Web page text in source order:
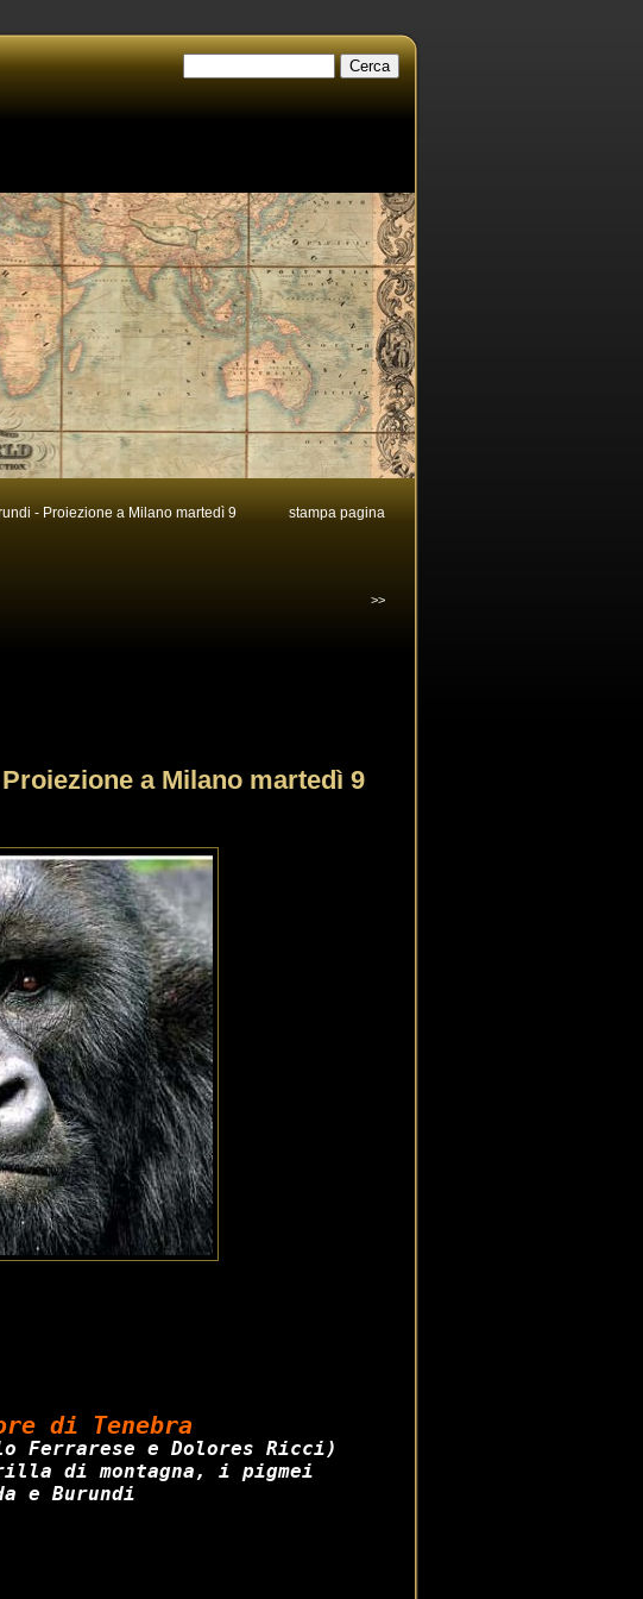
- Proiezione a Milano martedì 9
stampa pagina
>>
a Milano martedì 9
di Tenebra
Ferrarese e Dolores Ricci)
di montagna, i pigmei